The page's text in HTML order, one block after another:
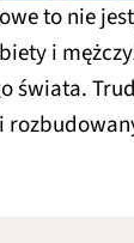
to nie
i
świata.